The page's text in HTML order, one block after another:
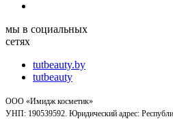
мы в социальных
сетях
tutbeauty.by
tutbeauty
ООО «Имидж косметик»
УНП: 190539592. Юридический адрес: